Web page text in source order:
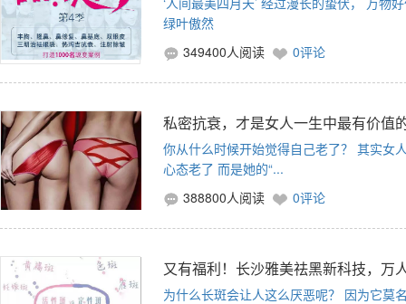
绿叶傲然
349400人阅读
0评论
私密抗衰，才是女人一生中最有价值
你从什么时候开始觉得自己老了？ 其实女
心态老了 而是她的“...
388800人阅读
0评论
又有福利！长沙雅美祛黑新科技，万
为什么长斑会让人这么厌恶呢？ 因为它莫